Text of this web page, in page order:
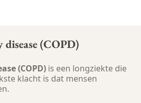
(COPD)
(COPD) is een longziekte die
klacht is dat mensen